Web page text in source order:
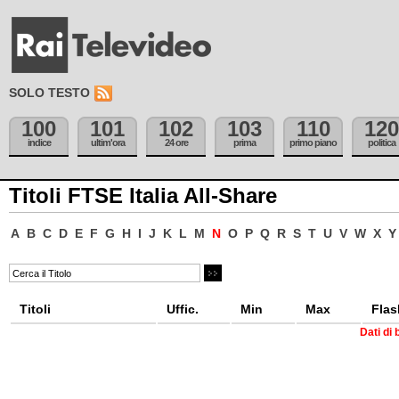
SOLO TESTO
100
indice
101
ultim'ora
102
24 ore
103
prima
110
primo piano
120
politica
Titoli FTSE Italia All-Share
A B C D E F G H I J K L M N O P Q R S T U V W X Y
Titoli Uffic. Min Max
Dati di